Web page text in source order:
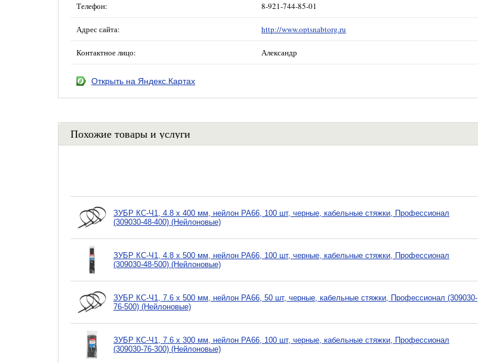
Телефон: 8-921-744-85-01
Адрес сайта: http://www.optsnabtorg.ru
Контактное лицо: Александр
Открыть на Яндекс.Картах
Похожие товары и услуги
ЗУБР КС-Ч1, 4.8 x 400 мм, нейлон РА66, 100 шт, черные, кабельные стяжки, Профессионал
(309030-48-400) (Нейлоновые)
ЗУБР КС-Ч1, 4.8 x 500 мм, нейлон РА66, 100 шт, черные, кабельные стяжки, Профессионал
(309030-48-500) (Нейлоновые)
ЗУБР КС-Ч1, 7.6 x 500 мм, нейлон РА66, 50 шт, черные, кабельные стяжки, Профессионал (309030-
76-500) (Нейлоновые)
ЗУБР КС-Ч1, 7.6 x 300 мм, нейлон РА66, 100 шт, черные, кабельные стяжки, Профессионал
(309030-76-300) (Нейлоновые)